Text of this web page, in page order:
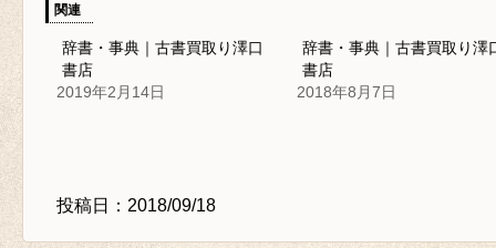
関連
辞書・事典｜古書買取り澤口
書店
2019年2月14日
辞書・事典｜古書買取り澤
書店
2018年8月7日
投稿日：2018/09/18